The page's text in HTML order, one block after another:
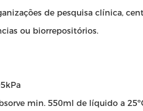
de pesquisa clínica,
ou biorrepositórios.
min. 550ml de líquido a